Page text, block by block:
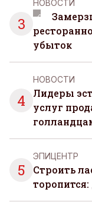
3
НОВОСТИ
убыток
4
НОВОСТИ
Лидеры
услуг
5
ЭПИЦЕНТР
Строить